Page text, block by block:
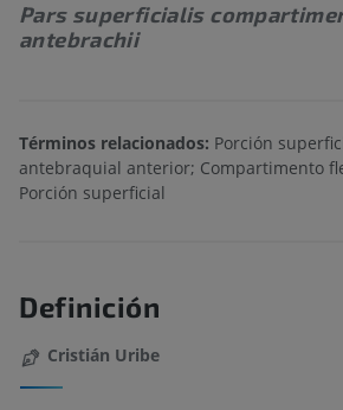
Pars superficialis
antebrachii
Términos relacionados: Porción
antebraquial anterior; Compartimento
Porción superficial
Definición
Cristián Uribe